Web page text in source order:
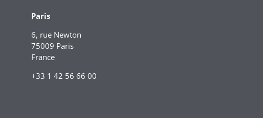
Paris
6, rue Newton
75009 Paris
France
+33 1 42 56 66 00